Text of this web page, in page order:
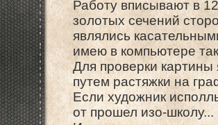
Работу вписывают в
золотых сечений
являлись
имею в компьютере
Для проверки
путем растяжки на
Если художник
от прошел изо-